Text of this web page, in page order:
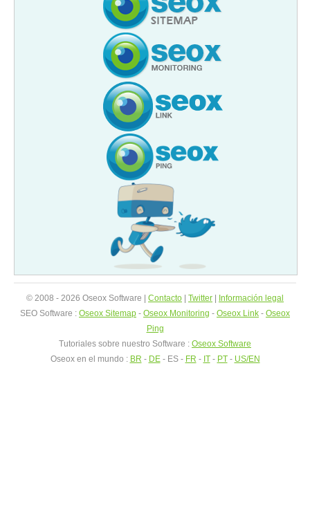
© 2008 - 2026 Oseox Software | Contacto Twitter
Información legal
SEO Software : Oseox Sitemap - Oseox Monitoring - Oseox Link - Oseox
Ping
Tutoriales sobre nuestro Software : Oseox Software
Oseox en el mundo : BR - DE- ES - FR - IT- PT- US/EN